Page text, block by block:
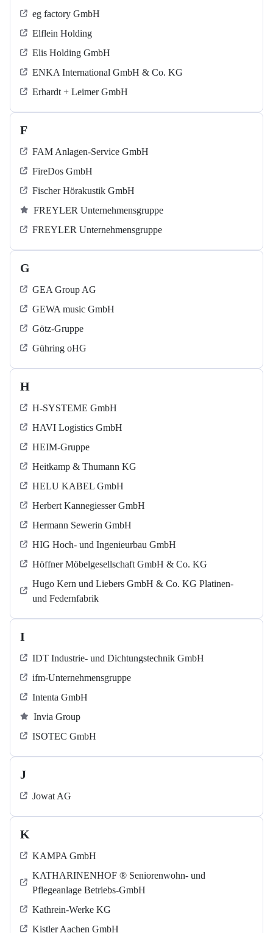
eg factory GmbH
Elflein Holding
Elis Holding GmbH
ENKA International GmbH & Co. KG
Erhardt + Leimer GmbH
F
FAM Anlagen-Service GmbH
FireDos GmbH
Fischer Hörakustik GmbH
FREYLER Unternehmensgruppe
FREYLER Unternehmensgruppe
G
GEA Group AG
GEWA music GmbH
Götz-Gruppe
Gühring oHG
H
H-SYSTEME GmbH
HAVI Logistics GmbH
HEIM-Gruppe
Heitkamp & Thumann KG
HELU KABEL GmbH
Herbert Kannegiesser GmbH
Hermann Sewerin GmbH
HIG Hoch- und Ingenieurbau GmbH
Höffner Möbelgesellschaft GmbH & Co. KG
Hugo Kern und Liebers GmbH & Co. KG Platinen-
und Federnfabrik
I
IDT Industrie- und Dichtungstechnik GmbH
ifm-Unternehmensgruppe
Intenta GmbH
Invia Group
ISOTEC GmbH
J
Jowat AG
K
KAMPA GmbH
KATHARINENHOF ® Seniorenwohn- und
Pflegeanlage Betriebs-GmbH
Kathrein-Werke KG
Kistler Aachen GmbH